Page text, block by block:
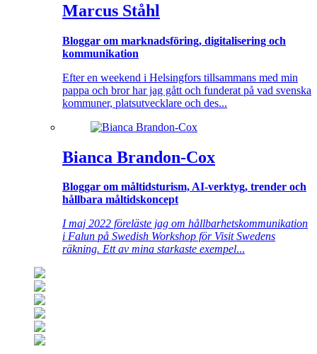
Marcus Ståhl
Bloggar om marknadsföring, digitalisering och
kommunikation
Efter en weekend i Helsingfors tillsammans med min
pappa och bror har jag gått och funderat på vad svenska
kommuner, platsutvecklare och des...
Bianca Brandon-Cox
Bloggar om måltidsturism, AI-verktyg, trender och
hållbara måltidskoncept
I maj 2022 föreläste jag om hållbarhetskommunikation
i Falun på Swedish Workshop för Visit Swedens
räkning. Ett av mina starkaste exempel...